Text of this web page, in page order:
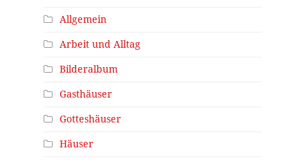
Allgemein
Arbeit und Alltag
Bilderalbum
Gasthäuser
Gotteshäuser
Häuser